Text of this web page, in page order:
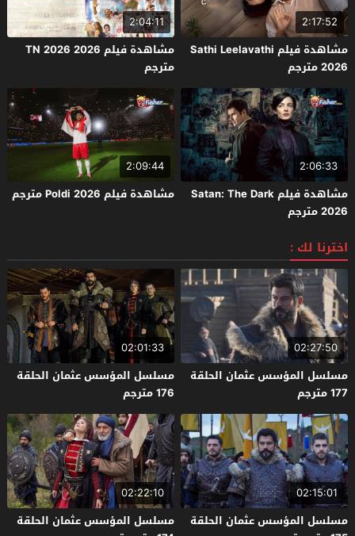
2:17:52
مشاهدة فيلم Sathi Leelavathi
2026 مترجم
2:04:11
مشاهدة فيلم TN 2026 2026
مترجم
2:06:33
مشاهدة فيلم Satan: The Dark
2026 مترجم
2:09:44
مشاهدة فيلم Poldi 2026 مترجم
اخترنا لك :
02:27:50
مسلسل المؤسس عثمان الحلقة
177 مترجم
02:01:33
مسلسل المؤسس عثمان الحلقة
176 مترجم
02:15:01
مسلسل المؤسس عثمان الحلقة
02:22:10
مسلسل المؤسس عثمان الحلقة